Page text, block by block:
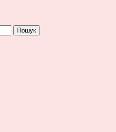
Пошук